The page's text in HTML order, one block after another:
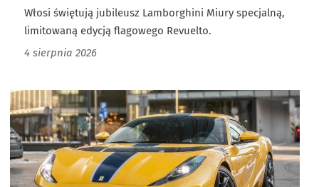
Włosi świętują jubileusz Lamborghini Miury specjalną,
limitowaną edycją flagowego Revuelto.
4 sierpnia 2026